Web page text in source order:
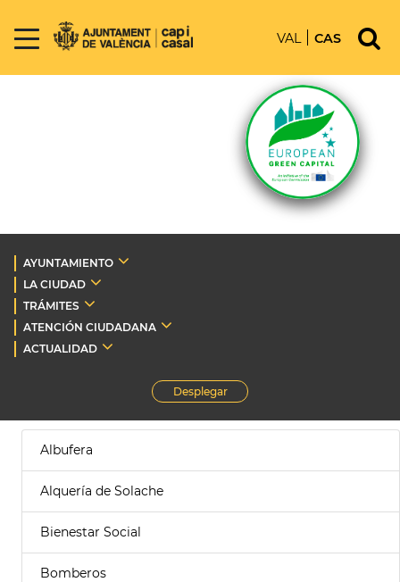
VAL CAS
AYUNTAMIENTO
LA CIUDAD
TRÁMITES
ATENCIÓN CIUDADANA
ACTUALIDAD
Desplegar
Albufera
Alquería de Solache
Bienestar Social
Bomberos